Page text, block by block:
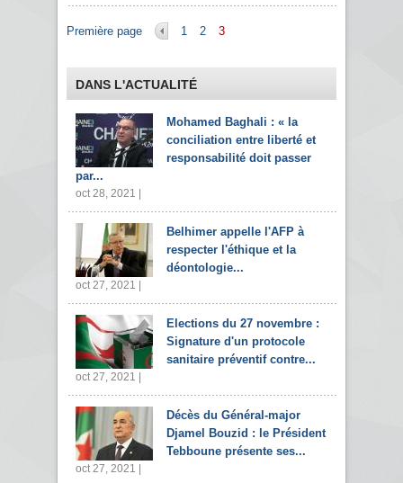
Pages
Première page 1 2 3
DANS L'ACTUALITÉ
Mohamed Baghali : « la
conciliation entre liberté et
responsabilité doit passer
par...
oct 28, 2021 |
Belhimer appelle l'AFP à
respecter l'éthique et la
déontologie...
oct 27, 2021 |
Elections du 27 novembre :
Signature d'un protocole
sanitaire préventif contre...
oct 27, 2021 |
Décès du Général-major
Djamel Bouzid : le Président
Tebboune présente ses...
oct 27, 2021 |